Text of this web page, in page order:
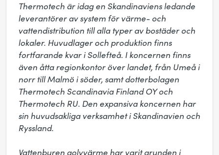
Thermotech är idag en Skandinaviens ledande
leverantörer av system för värme- och
vattendistribution till alla typer av bostäder och
lokaler. Huvudlager och produktion finns
fortfarande kvar i Sollefteå. I koncernen finns
även åtta regionkontor över landet, från Umeå i
norr till Malmö i söder, samt dotterbolagen
Thermotech Scandinavia Finland OY och
Thermotech RU. Den expansiva koncernen har
sin huvudsakliga verksamhet i Skandinavien och
Ryssland.
Vattenburen golvvärme har varit grunden i